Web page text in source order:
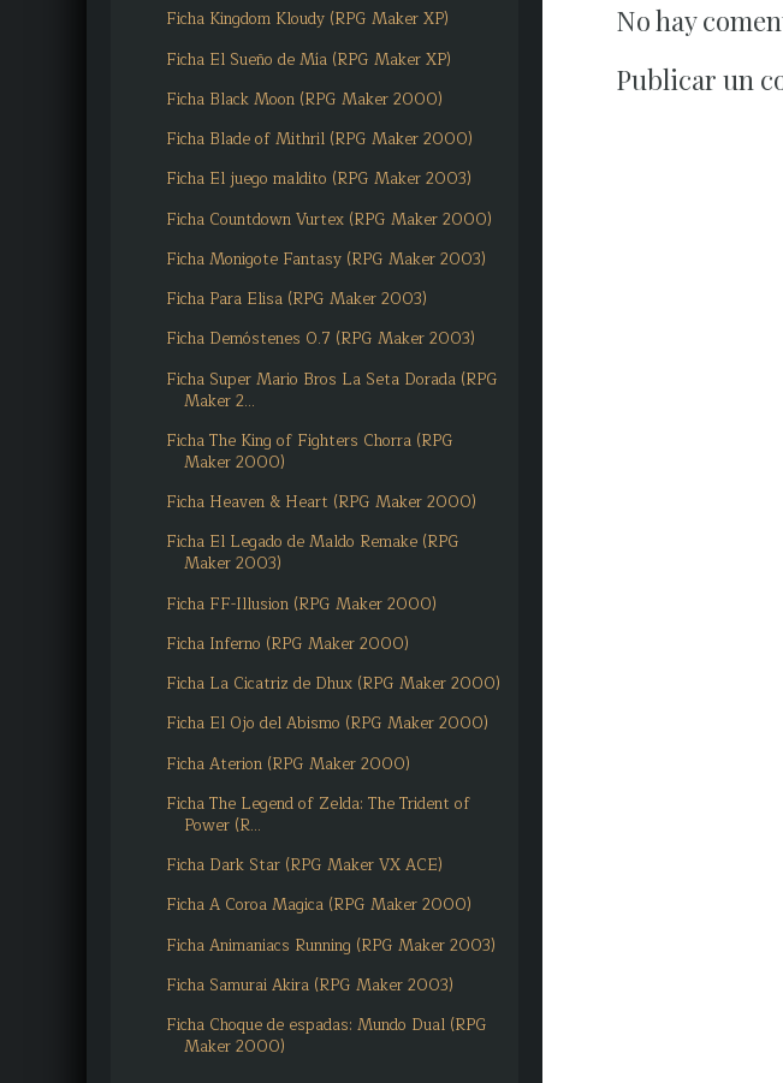
No hay
Publicar un
Ficha Kingdom Kloudy (RPG Maker XP)
Ficha El Sueño de Mía (RPG Maker XP)
Ficha Black Moon (RPG Maker 2000)
Ficha Blade of Mithril (RPG Maker 2000)
Ficha El juego maldito (RPG Maker 2003)
Ficha Countdown Vurtex (RPG Maker 2000)
Ficha Monigote Fantasy (RPG Maker 2003)
Ficha Para Elisa (RPG Maker 2003)
Ficha Demóstenes 0.7 (RPG Maker 2003)
Ficha Super Mario Bros La Seta Dorada (RPG
Maker 2...
Ficha The King of Fighters Chorra (RPG
Maker 2000)
Ficha Heaven & Heart (RPG Maker 2000)
Ficha El Legado de Maldo Remake (RPG
Maker 2003)
Ficha FF-Illusion (RPG Maker 2000)
Ficha Inferno (RPG Maker 2000)
Ficha La Cicatriz de Dhux (RPG Maker 2000)
Ficha El Ojo del Abismo (RPG Maker 2000)
Ficha Aterion (RPG Maker 2000)
Ficha The Legend of Zelda: The Trident of
Power (R...
Ficha Dark Star (RPG Maker VX ACE)
Ficha A Coroa Magica (RPG Maker 2000)
Ficha Animaniacs Running (RPG Maker 2003)
Ficha Samurai Akira (RPG Maker 2003)
Ficha Choque de espadas: Mundo Dual (RPG
Maker 2000)